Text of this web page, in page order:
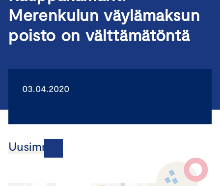
Merenkulun väylämaksun
poisto on välttämätöntä
03.04.2020
Uusimmat